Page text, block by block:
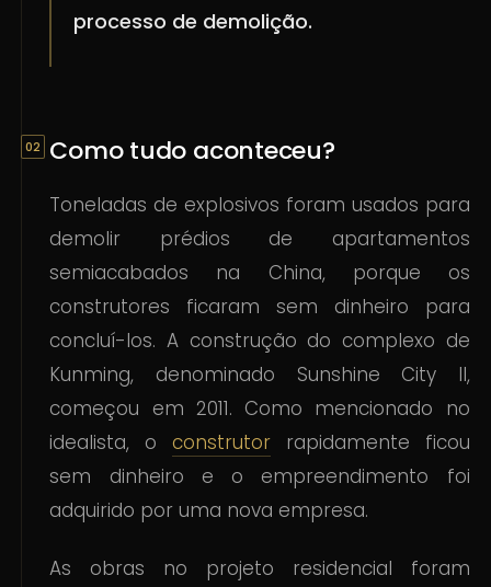
processo de demolição.
Como tudo aconteceu?
Toneladas de explosivos foram usados para
demolir prédios de apartamentos
semiacabados na China, porque os
construtores ficaram sem dinheiro para
concluí-los. A construção do complexo de
Kunming, denominado Sunshine City II,
começou em 2011. Como mencionado no
idealista, o construtor rapidamente ficou
sem dinheiro e o empreendimento foi
adquirido por uma nova empresa.
As obras no projeto residencial foram